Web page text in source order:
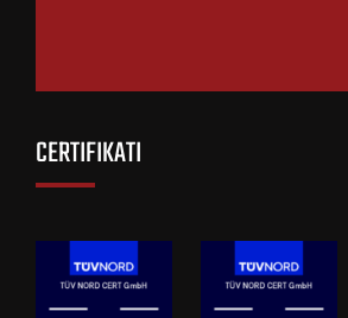
CERTIFIKATI